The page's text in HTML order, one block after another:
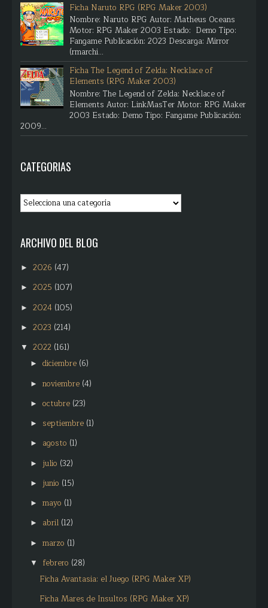
Ficha Naruto RPG (RPG Maker 2003)
Nombre: Naruto RPG Autor: Matheus Oceans
Motor: RPG Maker 2003 Estado: Demo Tipo:
Fangame Publicación: 2023 Descarga: Mirror
(rmarchi...
Ficha The Legend of Zelda: Necklace of
Elements (RPG Maker 2003)
Nombre: The Legend of Zelda: Necklace of
Elements Autor: LinkMasTer Motor: RPG Maker
2003 Estado: Demo Tipo: Fangame Publicación:
2009...
CATEGORIAS
ARCHIVO DEL BLOG
► 2026 (47)
► 2025 (107)
► 2024 (105)
► 2023 (214)
▼ 2022 (161)
► diciembre (6)
► noviembre (4)
► octubre (23)
► septiembre (1)
► agosto (1)
► julio (32)
► junio (15)
► mayo (1)
► abril (12)
► marzo (1)
▼ febrero (28)
Ficha Avantasia: el Juego (RPG Maker XP)
Ficha Mares de Insultos (RPG Maker XP)